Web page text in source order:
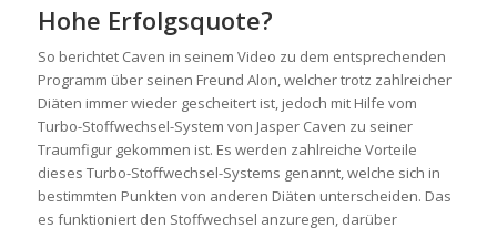
Hohe Erfolgsquote?
So berichtet Caven in seinem Video zu dem entsprechenden
Programm über seinen Freund Alon, welcher trotz zahlreicher
Diäten immer wieder gescheitert ist, jedoch mit Hilfe vom
Turbo-Stoffwechsel-System von Jasper Caven zu seiner
Traumfigur gekommen ist. Es werden zahlreiche Vorteile
dieses Turbo-Stoffwechsel-Systems genannt, welche sich in
bestimmten Punkten von anderen Diäten unterscheiden. Das
es funktioniert den Stoffwechsel anzuregen, darüber